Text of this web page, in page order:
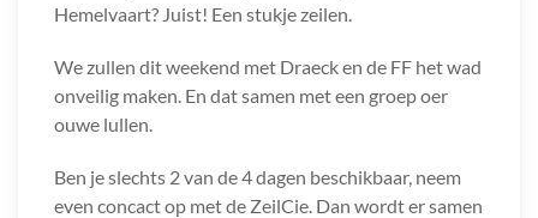
Hemelvaart? Juist! Een stukje zeilen.
We zullen dit weekend met Draeck en de FF het wad
onveilig maken. En dat samen met een groep oer
ouwe lullen.
Ben je slechts 2 van de 4 dagen beschikbaar, neem
even concact op met de ZeilCie. Dan wordt er samen